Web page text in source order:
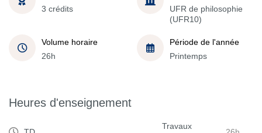
3 crédits
UFR de philosophie
(UFR10)
Volume horaire
26h
Période de l'année
Printemps
Heures d'enseignement
Travaux